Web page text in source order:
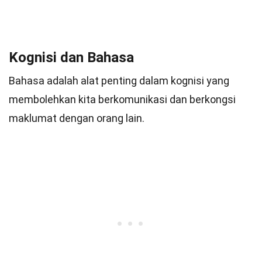
Kognisi dan Bahasa
Bahasa adalah alat penting dalam kognisi yang
membolehkan kita berkomunikasi dan berkongsi
maklumat dengan orang lain.